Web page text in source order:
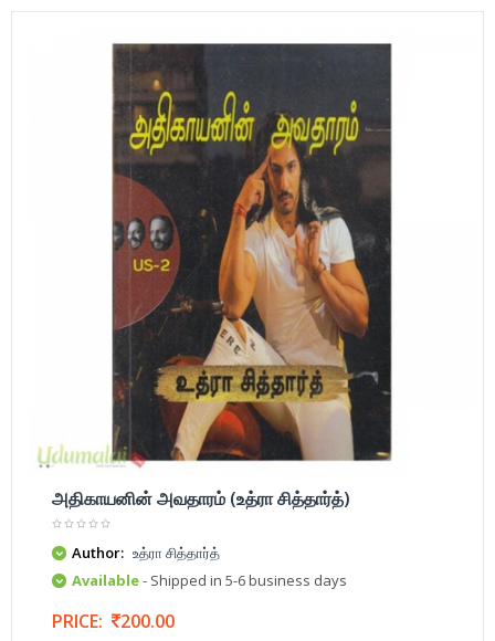
அதிகாயனின் அவதாரம் (உத்ரா சித்தார்த்)
Author: உத்ரா சித்தார்த்
Available- Shipped in 5-6 business days
PRICE: 200.00